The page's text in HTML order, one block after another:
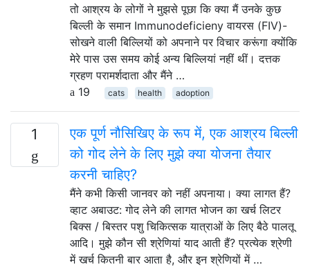
तो आश्रय के लोगों ने मुझसे पूछा कि क्या मैं उनके कुछ
बिल्ली के समान Immunodeficieny वायरस (FIV)-
सोखने वाली बिल्लियों को अपनाने पर विचार करूंगा क्योंकि
मेरे पास उस समय कोई अन्य बिल्लियां नहीं थीं। दत्तक
ग्रहण परामर्शदाता और मैंने …
19
cats health adoption
1
एक पूर्ण नौसिखिए के रूप में, एक आश्रय बिल्ली
को गोद लेने के लिए मुझे क्या योजना तैयार
करनी चाहिए?
मैंने कभी किसी जानवर को नहीं अपनाया। क्या लागत हैं?
व्हाट अबाउट: गोद लेने की लागत भोजन का खर्च लिटर
बिक्स / बिस्तर पशु चिकित्सक यात्राओं के लिए बैठे पालतू
आदि। मुझे कौन सी श्रेणियां याद आती हैं? प्रत्येक श्रेणी
में खर्च कितनी बार आता है, और इन श्रेणियों में …